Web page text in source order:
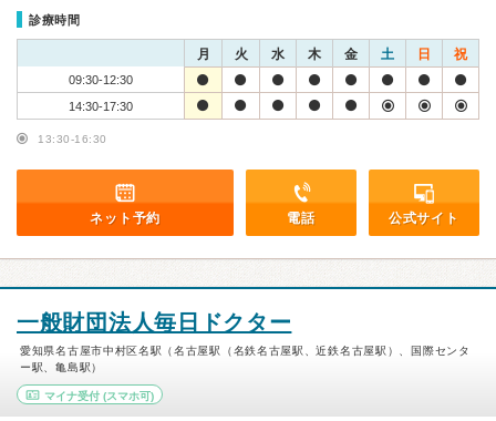
診療時間
月 火 水 木 金 土 日 祝
09:30-12:30
14:30-17:30
13:30-16:30
ネット予約 電話 公式サイト
一般財団法人毎日ドクター
愛知県名古屋市中村区名駅（名古屋駅（名鉄名古屋駅、近鉄名古屋駅）、国際センタ
ー駅、亀島駅）
マイナ受付 (スマホ可)